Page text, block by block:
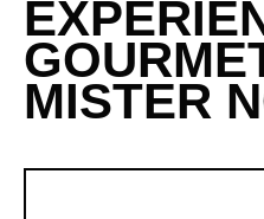
MISTER